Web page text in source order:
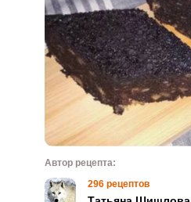
Автор рецепта:
296 рецептов